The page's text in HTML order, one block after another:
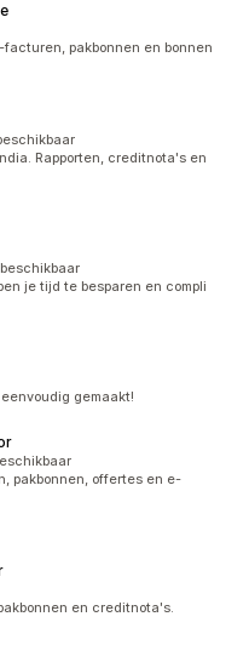
pakbonnen en bonnen
Rapporten, creditnota's en
je tijd te besparen en compli
gemaakt!
pakbonnen, offertes en e-
en creditnota's.